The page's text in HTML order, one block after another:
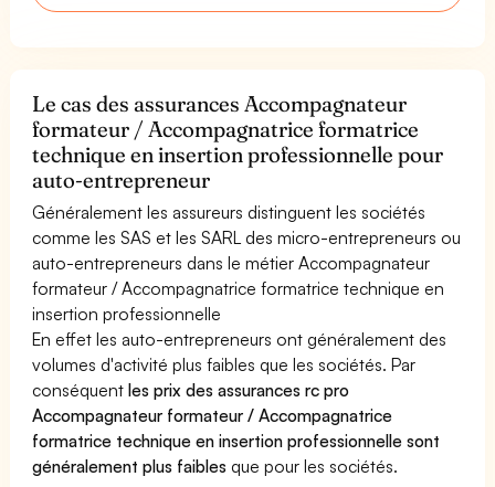
Le cas des assurances Accompagnateur
formateur / Accompagnatrice formatrice
technique en insertion professionnelle pour
auto-entrepreneur
Généralement les assureurs distinguent les sociétés
comme les SAS et les SARL des micro-entrepreneurs ou
auto-entrepreneurs dans le métier Accompagnateur
formateur / Accompagnatrice formatrice technique en
insertion professionnelle
En effet les auto-entrepreneurs ont généralement des
volumes d'activité plus faibles que les sociétés. Par
conséquentles prix des assurances rc pro
Accompagnateur formateur / Accompagnatrice
formatrice technique en insertion professionnelle sont
généralement plus faibles que pour les sociétés.